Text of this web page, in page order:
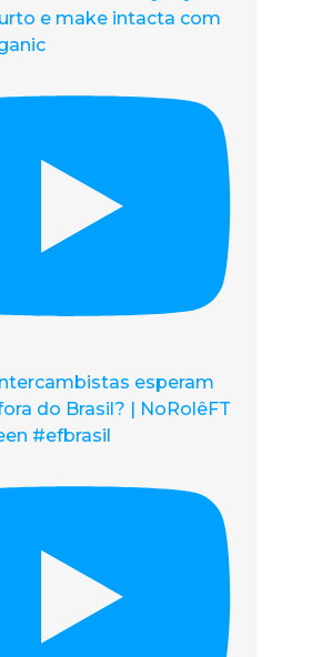
e make intacta com
esperam
do Brasil? | NoRolêFT
#efbrasil